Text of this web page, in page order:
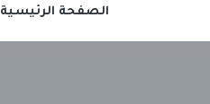
الصفحة الرئيسية